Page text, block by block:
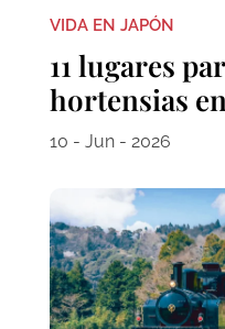
VIDA EN JAPÓN
11 lugares
hortensias
10 - Jun - 2026